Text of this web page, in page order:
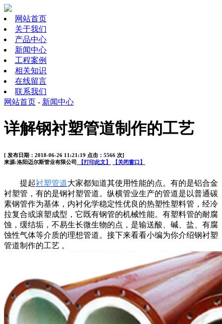
网站首页
关于我们
产品中心
新闻中心
工程案例
相关知识
在线留言
联系我们
网站首页 - 新闻中心
详解钢衬塑管道制作的工艺
[ 发布日期：2018-06-26 11:21:19 点击：5566 次]
来源:洛阳迈尔斯管业有限公司
【打印此文】 【关闭窗口】
提起衬塑管道大家都知道其使用性能的点。有的是铝合金
衬塑管，有的是钢衬塑管道。纵横管业生产的管道是以普通碳
素钢管作为基体，内衬化学稳定性优良的热塑性塑料管，经冷
拉复合或滚塑成型，它既有钢管的机械性能。有塑料管的耐腐
蚀，缓结垢，不易生长微生物的点，是输送酸、碱、盐、有腐
蚀性气体等介质的理想管道。接下来看看小编为你介绍钢衬塑
管道制作的工艺 。